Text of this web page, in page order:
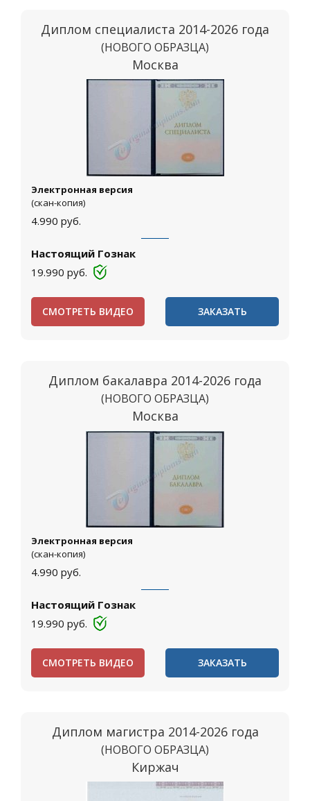
Диплом специалиста 2014-2026 года
(НОВОГО ОБРАЗЦА)
Москва
Электронная версия
(скан-копия)
4.990 руб.
Настоящий Гознак
19.990 руб.
СМОТРЕТЬ ВИДЕО ЗАКАЗАТЬ
Диплом бакалавра 2014-2026 года
(НОВОГО ОБРАЗЦА)
Москва
Электронная версия
(скан-копия)
4.990 руб.
Настоящий Гознак
19.990 руб.
СМОТРЕТЬ ВИДЕО ЗАКАЗАТЬ
Диплом магистра 2014-2026 года
(НОВОГО ОБРАЗЦА)
Киржач